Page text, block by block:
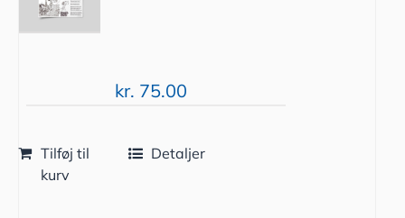
kr. 75.00
Tilføj til
kurv
Detaljer